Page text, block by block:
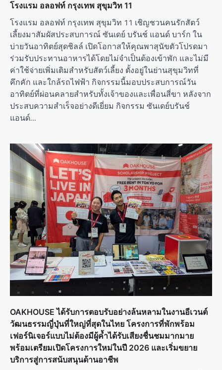
โรงแรม อลอฟท์ กรุงเทพ สุขุมวิท 11
โรงแรม อลอฟท์ กรุงเทพ สุขุมวิท 11 เชิญชวนคนรักสัตว์
เลี้ยงมาสัมผัสประสบการณ์ ซันเดย์ บรันช์ แอนด์ บาร์ก ใน
บ่ายวันอาทิตย์สุดชิลล์ เปิดโอกาสให้คุณพาสุนัขตัวโปรดมา
ร่วมรับประทานอาหารได้โดยไม่จำเป็นต้องเข้าพัก และไม่มี
ค่าใช้จ่ายเพิ่มเติมสำหรับสัตว์เลี้ยง ตั้งอยู่ในย่านสุขุมวิทที่
คึกคัก และใกล้รถไฟฟ้า กิจกรรมนี้มอบประสบการณ์วัน
อาทิตย์ที่ผ่อนคลายสำหรับทั้งเจ้าของและเพื่อนสี่ขา หลังจาก
ประสบความสำเร็จอย่างดีเยี่ยม กิจกรรม ซันเดย์บรันช์
แอนด์…
OAKHOUSE ได้รับการตอบรับอย่างล้นหลามในงานอีเวนต์
วัฒนธรรมญี่ปุ่นที่ใหญ่ที่สุดในไทย โครงการที่พักพร้อม
เฟอร์นิเจอร์แบบไม่ต้องมีผู้ค้ำได้รับเสียงชื่นชมมากมาย
พร้อมเตรียมเปิดโครงการใหม่ในปี 2026 และเริ่มขยาย
บริการสู่การสนับสนุนด้านอาชีพ